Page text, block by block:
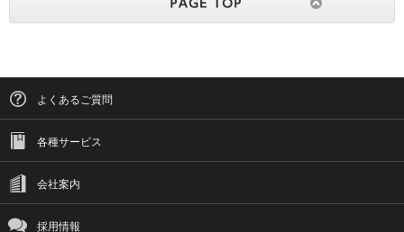
よくあるご質問
各種サービス
会社案内
採用情報